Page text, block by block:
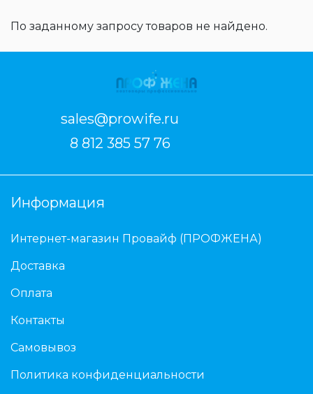
По заданному запросу товаров не найдено.
sales@prowife.ru
8 812 385 57 76
Информация
Интернет-магазин Провайф (ПРОФЖЕНА)
Доставка
Оплата
Контакты
Самовывоз
Политика конфиденциальности